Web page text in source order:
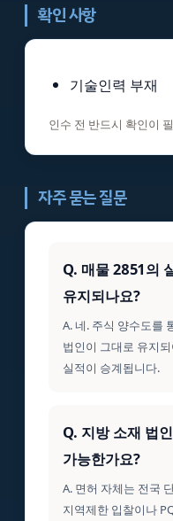
확인 사항
기술인력 부재
인수 전 반드시 확인이
자주 묻는 질문
Q. 매물 2851의
유지되나요?
A. 네. 주식 양수도를
법인이 그대로 유지
실적이 승계됩니다.
Q. 지방 소재 법
가능한가요?
A. 면허 자체는 전국
지역제한 입찰이나